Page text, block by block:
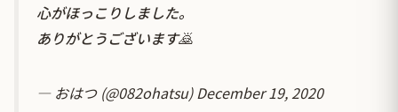
心がほっこりしました。
ありがとうございます🙇
— おはつ (@082ohatsu)December 19, 2020